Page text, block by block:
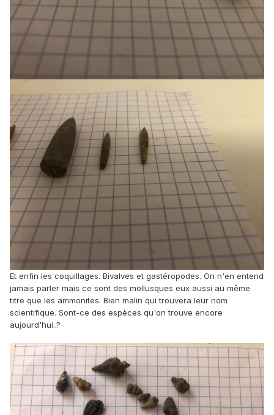
Et enfin les coquillages. Bivalves et gastéropodes. On n'en entend
jamais parler mais ce sont des mollusques eux aussi au même
titre que les ammonites. Bien malin qui trouvera leur nom
scientifique. Sont-ce des espèces qu'on trouve encore
aujourd'hui..?